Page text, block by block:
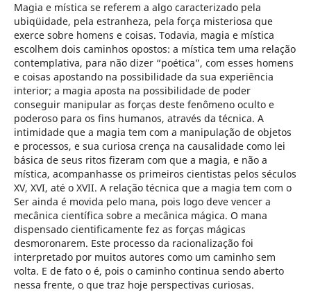
Magia e mística se referem a algo caracterizado pela
ubiqüidade, pela estranheza, pela força misteriosa que
exerce sobre homens e coisas. Todavia, magia e mística
escolhem dois caminhos opostos: a mística tem uma relação
contemplativa, para não dizer “poética”, com esses homens
e coisas apostando na possibilidade da sua experiência
interior; a magia aposta na possibilidade de poder
conseguir manipular as forças deste fenômeno oculto e
poderoso para os fins humanos, através da técnica. A
intimidade que a magia tem com a manipulação de objetos
e processos, e sua curiosa crença na causalidade como lei
básica de seus ritos fizeram com que a magia, e não a
mística, acompanhasse os primeiros cientistas pelos séculos
XV, XVI, até o XVII. A relação técnica que a magia tem com o
Ser ainda é movida pelo mana, pois logo deve vencer a
mecânica científica sobre a mecânica mágica. O mana
dispensado cientificamente fez as forças mágicas
desmoronarem. Este processo da racionalização foi
interpretado por muitos autores como um caminho sem
volta. E de fato o é, pois o caminho continua sendo aberto
nessa frente, o que traz hoje perspectivas curiosas.